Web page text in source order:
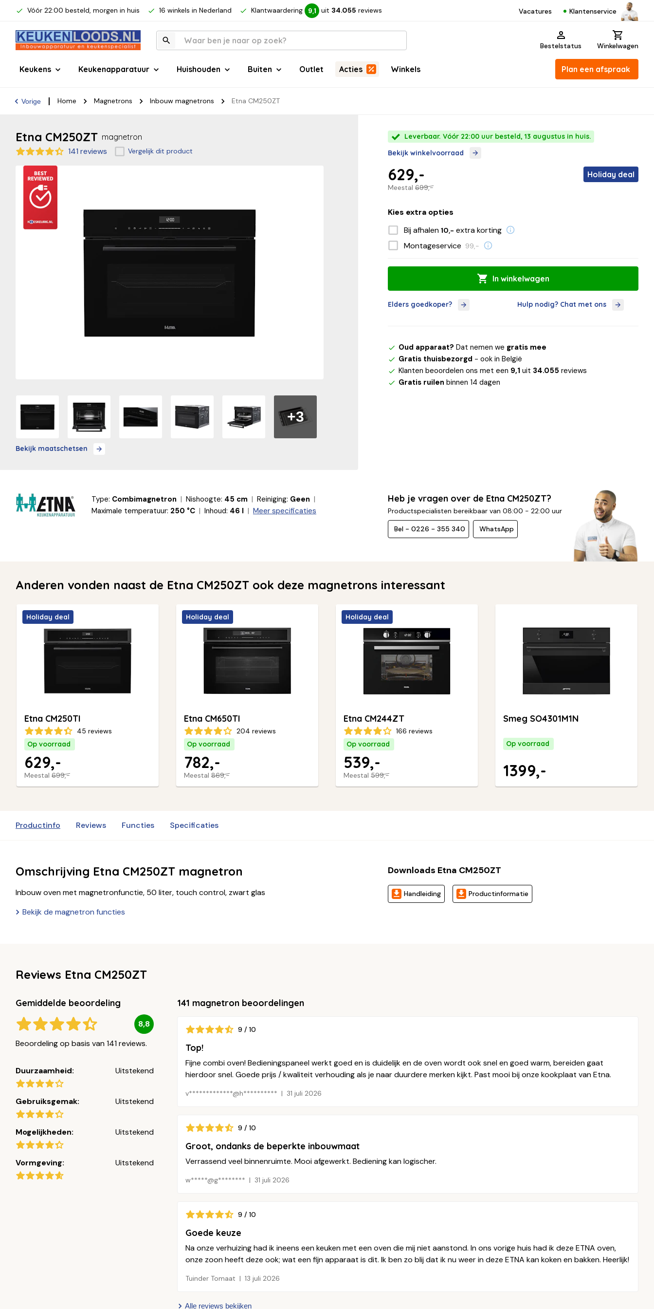
Vóór 22:00 besteld, morgen in huis 16 winkels in Nederland Klantwaardering 9,1 uit 34.055 reviews Vacatures Klantenservice
Bestelstatus Winkelwagen
Keukens Keukenapparatuur Huishouden Buiten Outlet Acties Winkels Plan een afspraak
Vorige Home Magnetrons Inbouw magnetrons Etna CM250ZT
Etna CM250ZT magnetron
141 reviews Vergelijk dit product
+3
Bekijk maatschetsen
Leverbaar. Vóór 22:00 uur besteld, 13 augustus in huis.
Bekijk winkelvoorraad
Meestal699,-
629,- Holiday deal
Kies extra opties
Bij afhalen10,- extra korting
Montageservice 99,-
In winkelwagen
Elders goedkoper? Hulp nodig? Chat met ons
Oud apparaat? Dat nemen we gratis mee
Gratis thuisbezorgd - ook in België
Klanten beoordelen ons met een 9,1 uit 34.055 reviews
Gratis ruilen binnen 14 dagen
Type: Combimagnetron Nishoogte: 45 cm Reiniging: Geen
Maximale temperatuur: 250 °C Inhoud: 46 l Meer specificaties
Heb je vragen over de Etna CM250ZT?
Productspecialisten bereikbaar van 08:00 - 22:00 uur
Bel - 0226 - 355 340 WhatsApp
Anderen vonden naast de Etna CM250ZT ook deze magnetrons interessant
Holiday deal
Etna CM250TI
45 reviews
Op voorraad
Meestal 699,-
629,-
Holiday deal
Etna CM650TI
204 reviews
Op voorraad
Meestal 869,-
782,-
Holiday deal
Etna CM244ZT
166 reviews
Op voorraad
Meestal 599,-
539,-
Smeg SO4301M1N
Op voorraad
1399,-
Productinfo Reviews Functies Specificaties
Omschrijving Etna CM250ZT magnetron
Inbouw oven met magnetronfunctie, 50 liter, touch control, zwart glas
Bekijk de magnetron functies
Downloads Etna CM250ZT
Handleiding Productinformatie
Reviews Etna CM250ZT
Gemiddelde beoordeling
8,8
Beoordeling op basis van 141 reviews.
Duurzaamheid: Uitstekend
Gebruiksgemak: Uitstekend
Mogelijkheden: Uitstekend
Vormgeving: Uitstekend
141 magnetron beoordelingen
9 / 10
Top!
Fijne combi oven! Bedieningspaneel werkt goed en is duidelijk en de oven wordt ook snel en goed warm, bereiden gaat
hierdoor snel. Goede prijs / kwaliteit verhouding als je naar duurdere merken kijkt. Past mooi bij onze kookplaat van Etna.
v*************@h********** 31 juli 2026
9 / 10
Groot, ondanks de beperkte inbouwmaat
Verrassend veel binnenruimte. Mooi afgewerkt. Bediening kan logischer.
w*****@g******** 31 juli 2026
9 / 10
Goede keuze
Na onze verhuizing had ik ineens een keuken met een oven die mij niet aanstond. In ons vorige huis had ik deze ETNA oven,
onze zoon heeft deze ook; wat een fijn apparaat is dit. Ik ben zo blij dat ik nu weer in deze ETNA kan koken en bakken. Heerlijk!
Tuinder Tomaat 13 juli 2026
Alle reviews bekijken